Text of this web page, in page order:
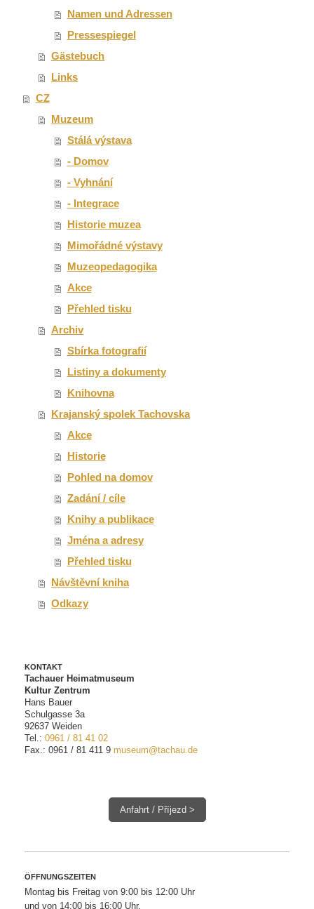
Namen und Adressen
Pressespiegel
Gästebuch
Links
CZ
Muzeum
Stálá výstava
- Domov
- Vyhnání
- Integrace
Historie muzea
Mimořádné výstavy
Muzeopedagogika
Akce
Přehled tisku
Archiv
Sbírka fotografií
Listiny a dokumenty
Knihovna
Krajanský spolek Tachovska
Akce
Historie
Pohled na domov
Zadání / cíle
Knihy a publikace
Jména a adresy
Přehled tisku
Návštěvní kniha
Odkazy
KONTAKT
Tachauer Heimatmuseum
Kultur Zentrum
Hans Bauer
Schulgasse 3a
92637 Weiden
Tel.: 0961 / 81 41 02
Fax.: 0961 / 81 411 9 museum@tachau.de
Anfahrt / Příjezd >
ÖFFNUNGSZEITEN
Montag bis Freitag von 9:00 bis 12:00 Uhr
und von 14:00 bis 16:00 Uhr.